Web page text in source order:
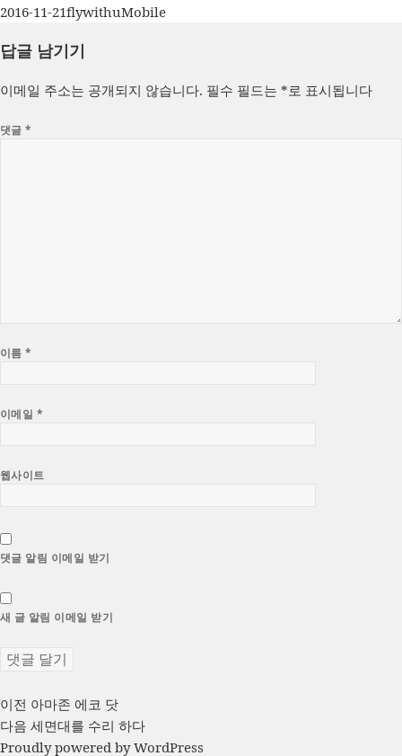
작
일
2016-11-21글
이
flywithu카
Mobile
답글 남기기
이메일 주소는 공개되지 않습니다. 필수 필드는 *로 표시됩니다
댓글*
이름*
이메일 *
웹사이트
댓글 알림 이메일 받기
새 글 알림 이메일 받기
글
탐
이전 이
전
글:
아마존 에코 닷
다음 다
음
세면대를 수리 하다
Proudly powered by WordPress